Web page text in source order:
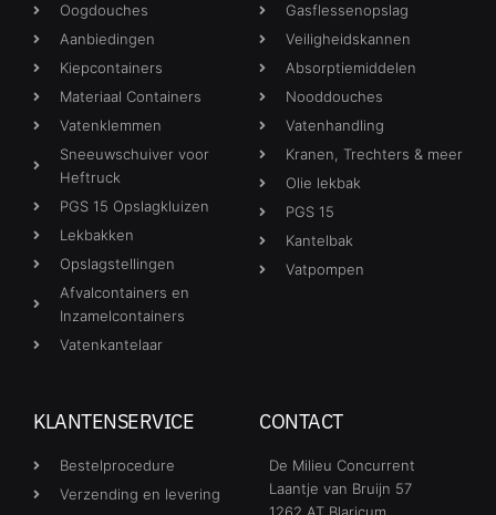
Oogdouches
Aanbiedingen
Kiepcontainers
Materiaal Containers
Vatenklemmen
Sneeuwschuiver voor
Heftruck
PGS 15 Opslagkluizen
Lekbakken
Opslagstellingen
Afvalcontainers en
Inzamelcontainers
Vatenkantelaar
Gasflessenopslag
Veiligheidskannen
Absorptiemiddelen
Nooddouches
Vatenhandling
Kranen, Trechters & meer
Olie lekbak
PGS 15
Kantelbak
Vatpompen
KLANTENSERVICE
Bestelprocedure
Verzending en levering
CONTACT
De Milieu Concurrent
Laantje van Bruijn 57